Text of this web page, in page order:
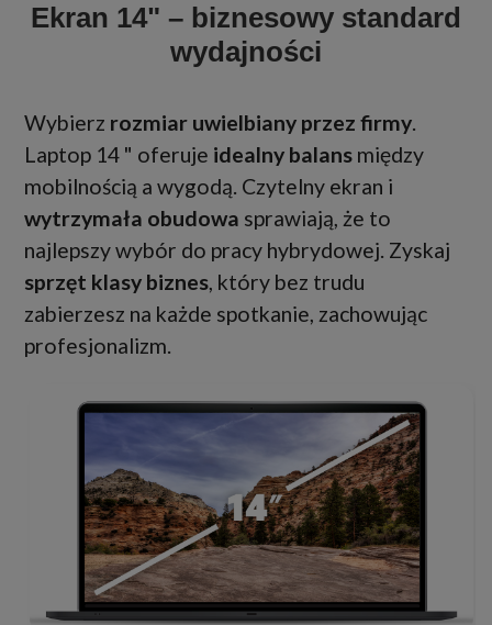
Ekran 14" – biznesowy standard
wydajności
Wybierz rozmiar uwielbiany przez firmy.
Laptop 14 " oferuje idealny balans między
mobilnością a wygodą. Czytelny ekran i
wytrzymała obudowa sprawiają, że to
najlepszy wybór do pracy hybrydowej. Zyskaj
sprzęt klasy biznes, który bez trudu
zabierzesz na każde spotkanie, zachowując
profesjonalizm.